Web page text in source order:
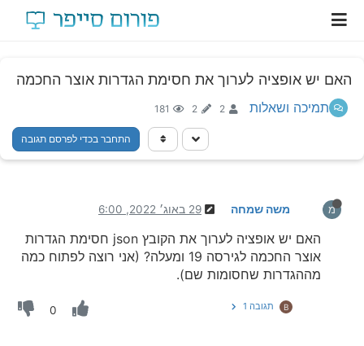
האם יש אופציה לערוך את חסימת הגדרות אוצר החכמה
תמיכה ושאלות 2
2
181
התחבר בכדי לפרסם תגובה
מ משה שמחה 29 באוג׳ 2022, 6:00
האם יש אופציה לערוך את הקובץ json חסימת הגדרות
אוצר החכמה לגירסה 19 ומעלה? (אני רוצה לפתוח כמה
מההגדרות שחסומות שם).
B תגובה 1 0